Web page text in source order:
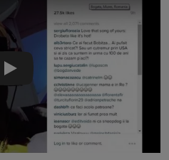
Play